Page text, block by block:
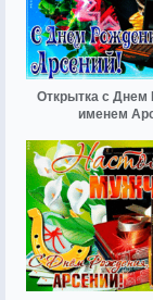
Открытка с Днем
именем